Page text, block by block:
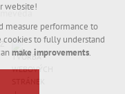
website!
measure performance to
cookies to fully understand
make improvements.